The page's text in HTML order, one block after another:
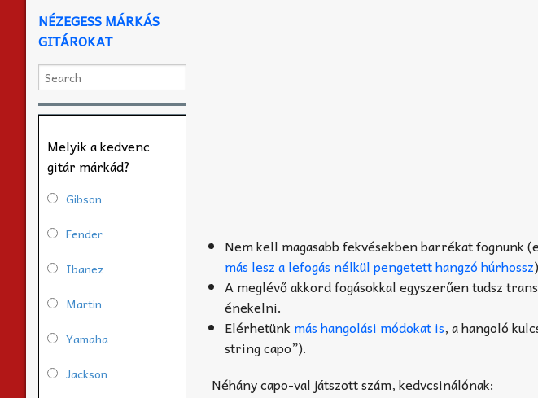
Nem kell magasabb fekvésekben barrékat fognunk
más lesz a lefogás nélkül pengetett hangzó húrhossz
A meglévő akkord fogásokkal egyszerűen tudsz
énekelni.
Elérhetünkmás hangolási módokat is, a hangoló
string capo”).
Néhány capo-val játszott szám, kedvcsinálónak:
NÉZEGESS MÁRKÁS
GITÁROKAT
Melyik a kedvenc
gitár márkád?
Gibson
Fender
Ibanez
Martin
Yamaha
Jackson